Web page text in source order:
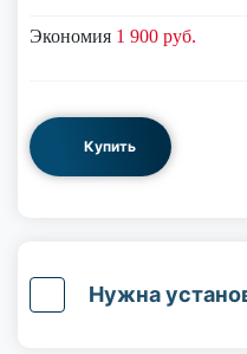
Экономия 1 900 руб.
Купить
Нужна